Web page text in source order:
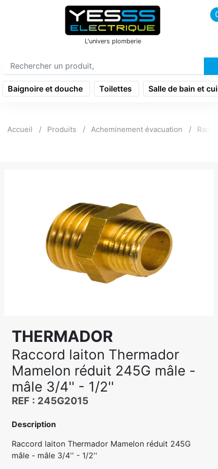
icon menu burger
L'univers plomberie
Baignoire et douche Toilettes Salle de bain et
Accueil Produits Acheminement évacuation
THERMADOR
Raccord laiton Thermador
Mamelon réduit 245G mâle -
mâle 3/4'' - 1/2''
REF : 245G2015
Description
Raccord laiton Thermador Mamelon réduit 245G
mâle - mâle 3/4'' - 1/2''